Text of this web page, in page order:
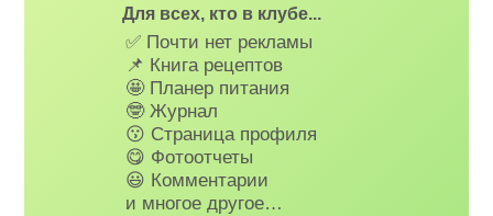
Для всех, кто в клубе...
✅ Почти нет рекламы
📌 Книга рецептов
🤩 Планер питания
🤓 Журнал
😗 Страница профиля
😋 Фотоотчеты
😃 Комментарии
и многое другое…